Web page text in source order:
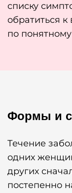
списку
обратиться
по
Формы и
Течение
одних
других
постепенно